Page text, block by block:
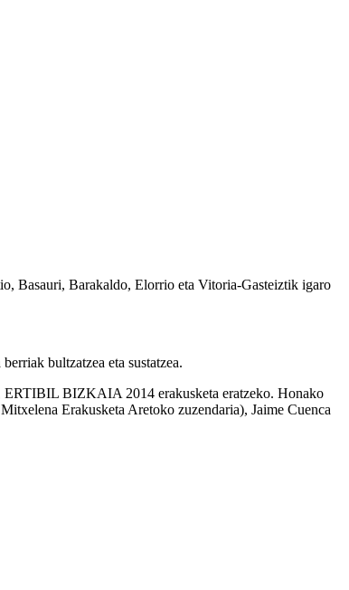
Basauri, Barakaldo, Elorrio eta Vitoria-Gasteiztik igaro
bultzatzea eta sustatzea.
ERTIBIL BIZKAIA 2014 erakusketa eratzeko. Honako
Erakusketa Aretoko zuzendaria), Jaime Cuenca